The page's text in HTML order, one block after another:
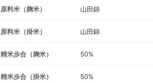
原料米（麹米） 山田錦
原料米（掛米） 山田錦
精米歩合（麹米） 50%
精米歩合（掛米） 50%